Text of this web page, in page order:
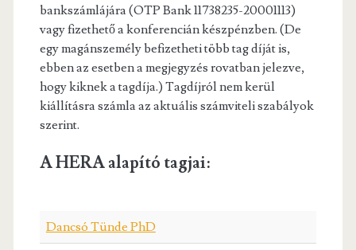
bankszámlájára (OTP Bank 11738235-20001113)
vagy fizethető a konferencián készpénzben. (De
egy magánszemély befizetheti több tag díját is,
ebben az esetben a megjegyzés rovatban jelezve,
hogy kiknek a tagdíja.) Tagdíjról nem kerül
kiállításra számla az aktuális számviteli szabályok
szerint.
A HERA alapító tagjai:
Dancsó Tünde PhD